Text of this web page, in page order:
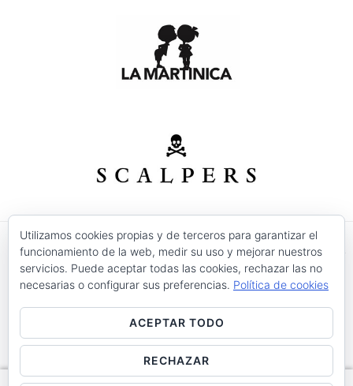
© 2026 Modas Isabel - C/ Verónica Nº 30 - CP. 30520 -
Jumilla (Murcia)
Precios válidos salvo error tipográfico o fin de
existencias.
Condiciones de Uso
Utilizamos cookies propias y de terceros para garantizar el
funcionamiento de la web, medir su uso y mejorar nuestros
servicios. Puede aceptar todas las cookies, rechazar las no
necesarias o configurar sus preferencias. Política de cookies
ACEPTAR TODO
RECHAZAR